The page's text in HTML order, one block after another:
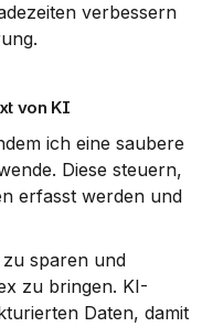
verbessern
von KI
Diese steuern,
erfasst werden und
zu sparen und
zu bringen. KI-
Daten, damit